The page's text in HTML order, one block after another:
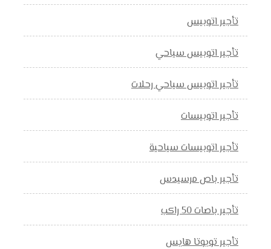
تأجير اتوبيس
تأجير اتوبيس سياحي
تأجير اتوبيس سياحي رحلات
تأجير اتوبيسات
تأجير اتوبيسات سياحية
تأجير باص مرسيدس
تأجير باصات 50 راكب
تأجير تويوتا هايس